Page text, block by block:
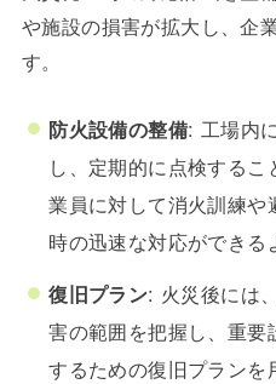
や施設の損害が拡大し、企
す。
防火設備の整備: 工場内
し、定期的に点検する
業員に対して消火訓練
時の迅速な対応ができる
復旧プラン: 火災後には
害の範囲を把握し、重
するための復旧プランを